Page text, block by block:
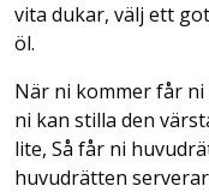
vita dukar, välj ett
öl.
När ni kommer får
ni kan stilla den
lite, Så får ni
huvudrätten